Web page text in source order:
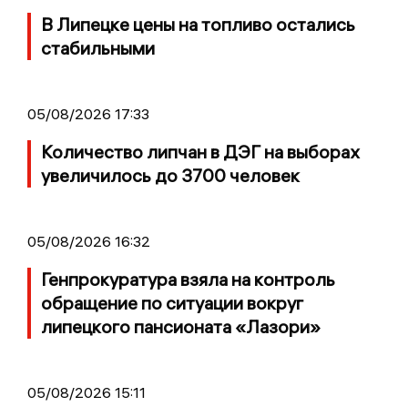
В Липецке цены на топливо остались
стабильными
05/08/2026 17:33
Количество липчан в ДЭГ на выборах
увеличилось до 3700 человек
05/08/2026 16:32
Генпрокуратура взяла на контроль
обращение по ситуации вокруг
липецкого пансионата «Лазори»
05/08/2026 15:11